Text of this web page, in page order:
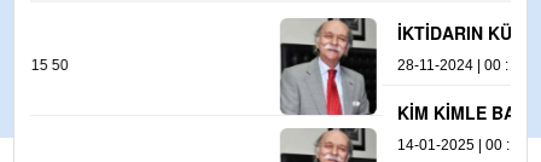
İKTİDARIN KÜRT POLİTİKASI
KİM KİMLE BARIŞACAK ?